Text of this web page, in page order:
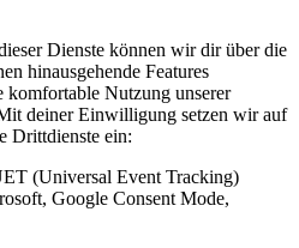
Dienste können wir dir über die
hinausgehende Features
komfortable Nutzung unserer
deiner Einwilligung setzen wir auf
Drittdienste ein:
(Universal Event Tracking)
Google Consent Mode,